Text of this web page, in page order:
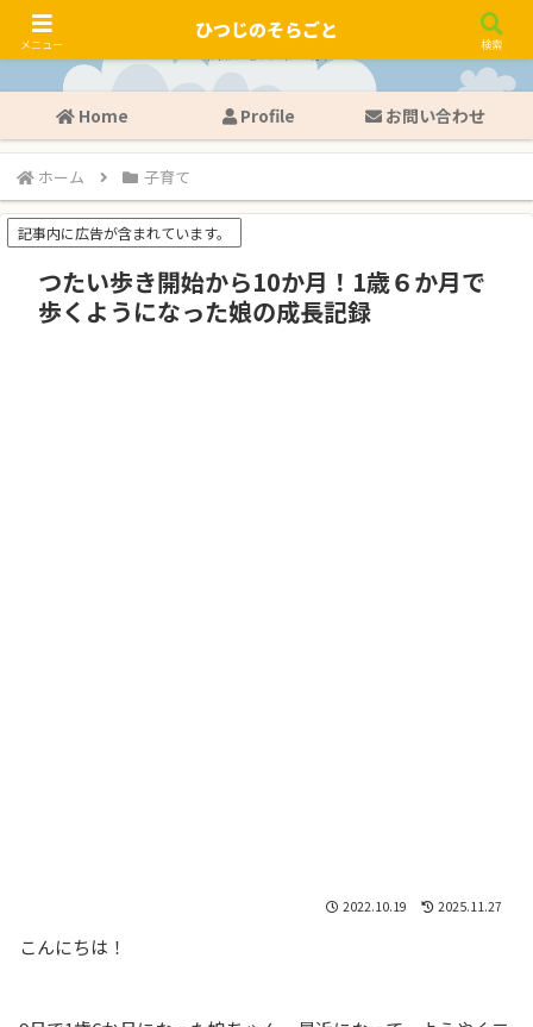
Home Profile お問い合わせ
ホーム 子育て
記事内に広告が含まれています。
つたい歩き開始から10か月！1歳６か月で
歩くようになった娘の成長記録
2022.10.19 2025.11.27
こんにちは！
メニュー
ひつじのそらごと
検索